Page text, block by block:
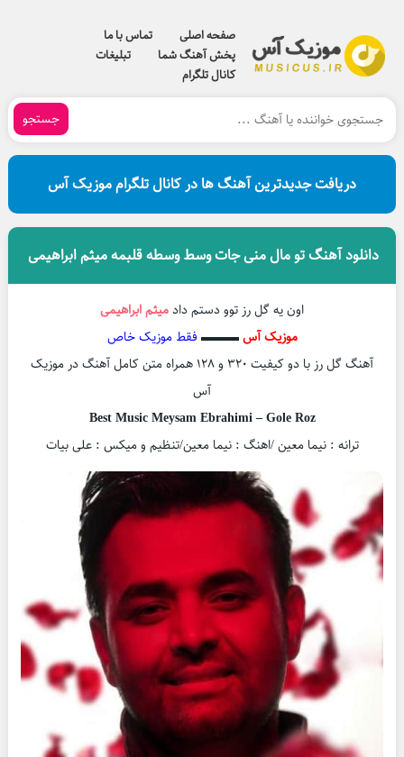
صفحه اصلی
تماس با ما
پخش آهنگ شما
تبلیغات
کانال تلگرام
جستجو
دریافت جدیدترین آهنگ ها در کانال تلگرام موزیک آس
دانلود آهنگ تو مال منی جات وسط وسطه قلبمه میثم ابراهیمی
اون یه گل رز توو دستم دادمیثم ابراهیمی
موزیک آس▬▬▬ فقط موزیک خاص
آهنگ گل رز با دو کیفیت ۳۲۰ و ۱۲۸ همراه متن کامل آهنگ در موزیک
آس
Best Music Meysam Ebrahimi – Gole Roz
ترانه : نیما معین /اهنگ : نیما معین/تنظیم و میکس : علی بیات